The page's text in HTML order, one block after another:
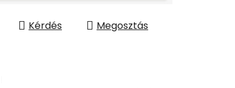
Kérdés Megosztás